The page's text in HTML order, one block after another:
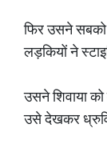
फिर उसने सबको
लड़कियों ने
उसने शिवाया
उसे देखकर